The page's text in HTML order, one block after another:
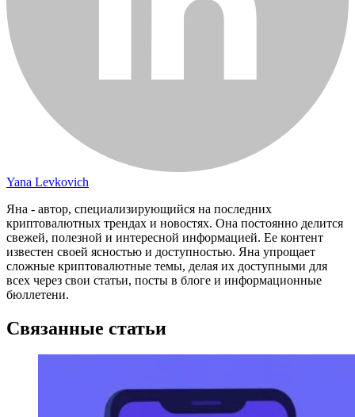
Yana Levkovich
Яна - автор, специализирующийся на последних
криптовалютных трендах и новостях. Она постоянно делится
свежей, полезной и интересной информацией. Ее контент
известен своей ясностью и доступностью. Яна упрощает
сложные криптовалютные темы, делая их доступными для
всех через свои статьи, посты в блоге и информационные
бюллетени.
Связанные статьи